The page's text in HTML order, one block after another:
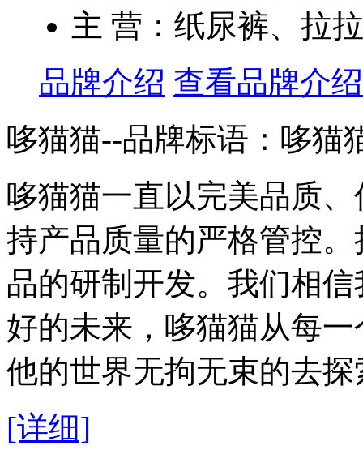
主 营：纸尿裤、拉
品牌介绍 查看品牌介绍
哆猫猫--品牌标语： 哆猫
哆猫猫一直以完美品质
持产品质量的严格管控
品的研制开发。我们相
好的未来，哆猫猫从每
他的世界无拘无束的去
[详细]